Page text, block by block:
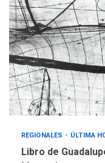
3
4
REGIONALES ÚLTIMA
Libro de